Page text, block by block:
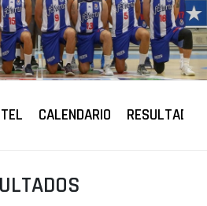
CALENDARIO RESULTADOS